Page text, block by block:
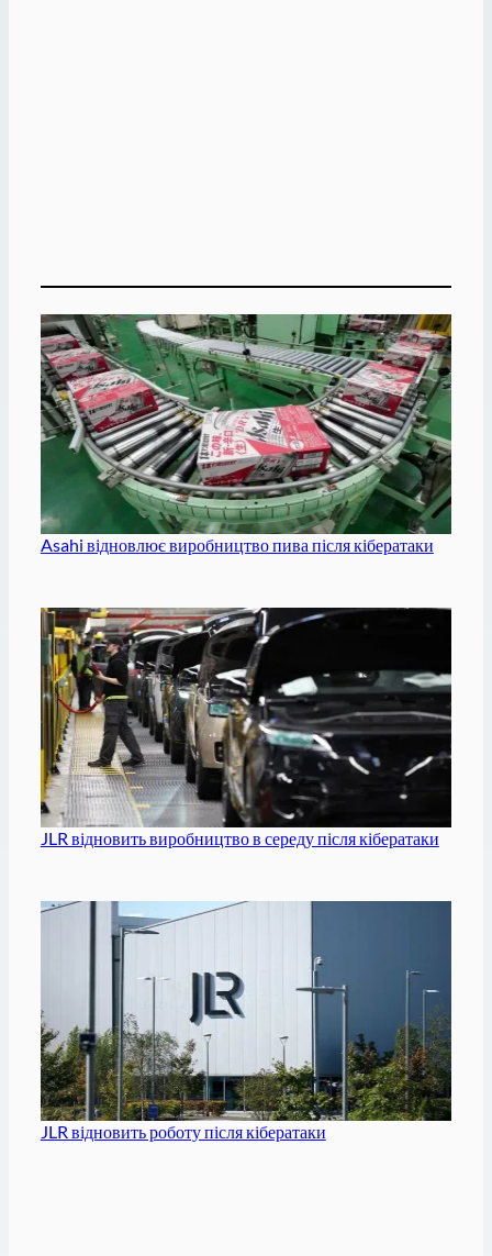
Asahi відновлює виробництво пива після кібератаки
JLR відновить виробництво в середу після кібератаки
JLR відновить роботу після кібератаки